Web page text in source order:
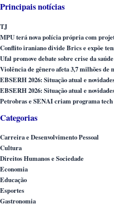
Principais notícias
TJ
MPU terá nova polícia própria com
Conflito iraniano divide Brics e expõe
Ufal promove debate sobre crise da
Violência de gênero afeta 3,7 milhões de
EBSERH 2026: Situação atual e
EBSERH 2026: Situação atual e
Petrobras e SENAI criam programa
Categorias
Carreira e Desenvolvimento Pessoal
Cultura
Direitos Humanos e Sociedade
Economia
Educação
Esportes
Gastronomia